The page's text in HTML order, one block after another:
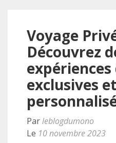
Voyage
Découvrez
expériences
exclusives et
Parleblogdumono
Le 10 novembre 2023